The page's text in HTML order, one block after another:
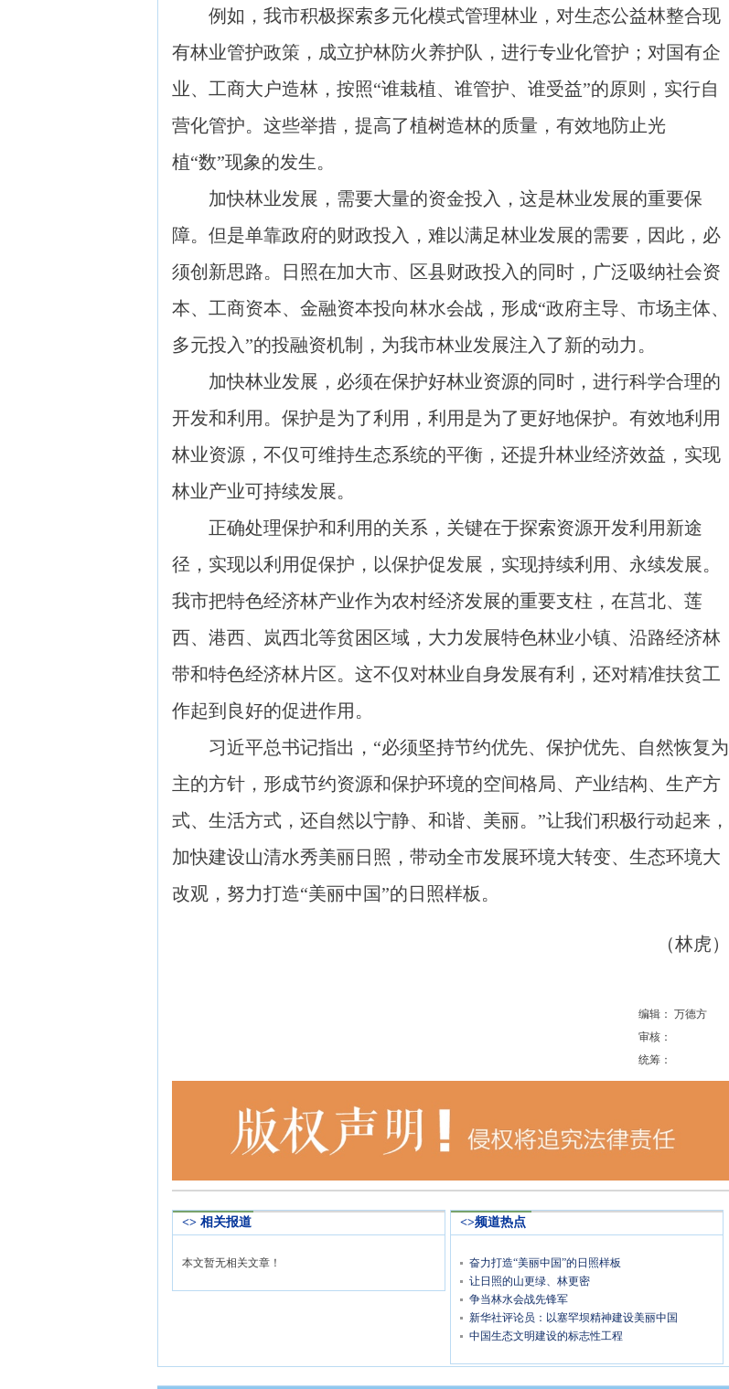
例如，我市积极探索多元化模式管理林业，对生态公益林整合现
有林业管护政策，成立护林防火养护队，进行专业化管护；对国有企
业、工商大户造林，按照“谁栽植、谁管护、谁受益”的原则，实行自
营化管护。这些举措，提高了植树造林的质量，有效地防止光
植“数”现象的发生。
加快林业发展，需要大量的资金投入，这是林业发展的重要保
障。但是单靠政府的财政投入，难以满足林业发展的需要，因此，必
须创新思路。日照在加大市、区县财政投入的同时，广泛吸纳社会资
本、工商资本、金融资本投向林水会战，形成“政府主导、市场主体、
多元投入”的投融资机制，为我市林业发展注入了新的动力。
加快林业发展，必须在保护好林业资源的同时，进行科学合理的
开发和利用。保护是为了利用，利用是为了更好地保护。有效地利用
林业资源，不仅可维持生态系统的平衡，还提升林业经济效益，实现
林业产业可持续发展。
正确处理保护和利用的关系，关键在于探索资源开发利用新途
径，实现以利用促保护，以保护促发展，实现持续利用、永续发展。
我市把特色经济林产业作为农村经济发展的重要支柱，在莒北、莲
西、港西、岚西北等贫困区域，大力发展特色林业小镇、沿路经济林
带和特色经济林片区。这不仅对林业自身发展有利，还对精准扶贫工
作起到良好的促进作用。
习近平总书记指出，“必须坚持节约优先、保护优先、自然恢复为
主的方针，形成节约资源和保护环境的空间格局、产业结构、生产方
式、生活方式，还自然以宁静、和谐、美丽。”让我们积极行动起来，
加快建设山清水秀美丽日照，带动全市发展环境大转变、生态环境大
改观，努力打造“美丽中国”的日照样板。
（林虎）
编辑： 万德方
审核：
统筹：
<> 相关报道
本文暂无相关文章！
<>频道热点
奋力打造“美丽中国”的日照样板
让日照的山更绿、林更密
争当林水会战先锋军
新华社评论员：以塞罕坝精神建设美丽中国
中国生态文明建设的标志性工程